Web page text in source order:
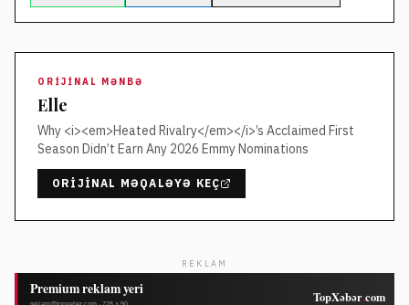
ORIJINAL MƏNBƏ
Elle
Why <i><em>Heated Rivalry</em></i>’s Acclaimed First
Season Didn’t Earn Any 2026 Emmy Nominations
ORIJINAL MƏQALƏYƏ KEÇ
REKLAM